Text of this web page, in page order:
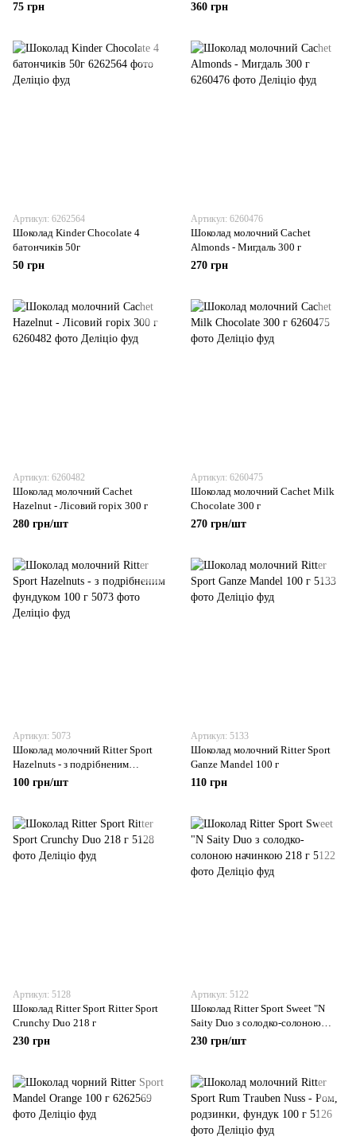
75 грн
360 грн
Артикул: 6262564
Шоколад Kinder Chocolate 4
батончиків 50г
50 грн
Артикул: 6260476
Шоколад молочний Cachet
Almonds - Мигдаль 300 г
270 грн
Артикул: 6260482
Шоколад молочний Cachet
Hazelnut - Лісовий горіх 300 г
280 грн/шт
Артикул: 6260475
Шоколад молочний Cachet Milk
Chocolate 300 г
270 грн/шт
Артикул: 5073
Шоколад молочний Ritter Sport
Hazelnuts - з подрібненим
фундуком 100 г
100 грн/шт
Артикул: 5133
Шоколад молочний Ritter Sport
Ganze Mandel 100 г
110 грн
Артикул: 5128
Шоколад Ritter Sport Ritter Sport
Crunchy Duo 218 г
230 грн
Артикул: 5122
Шоколад Ritter Sport Sweet "N
Saity Duo з солодко-солоною
начинкою 218 г
230 грн/шт